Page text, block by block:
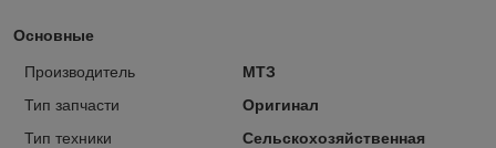
Основные
Производитель
МТЗ
Тип запчасти
Оригинал
Тип техники
Сельскохозяйственная